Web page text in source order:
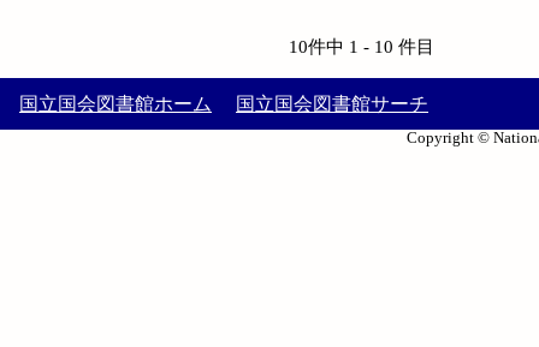
10件中 1 - 10 件目
国立国会図書館ホーム 国立国会図書館サーチ
Copyright ©